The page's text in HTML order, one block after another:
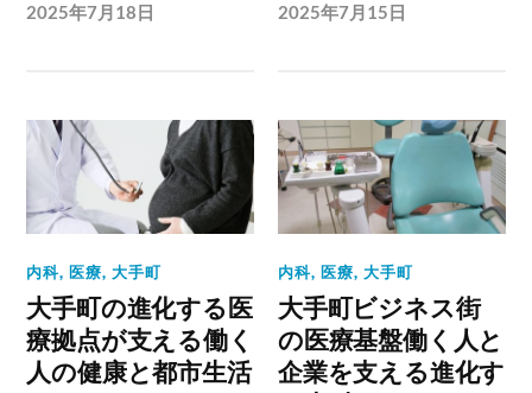
2025年7月18日 2025年7月15日
内科, 医療,大手町
大手町の進化する医
療拠点が支える働く
人の健康と都市生活
内科, 医療,大手町
大手町ビジネス街
の医療基盤働く人と
企業を支える進化す